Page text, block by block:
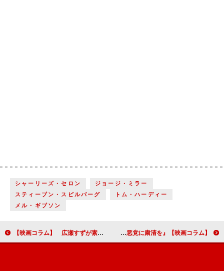
シャーリーズ・セロン
ジョージ・ミラー
スティーブン・スピルバーグ
トム・ハーディー
メル・ギブソン
【映画コラム】 広瀬すずが素晴らしい！『海街ｄｉａｒｙ』 【映画コラム】西部劇の伝統を踏まえて作られた『悪党に粛清を』